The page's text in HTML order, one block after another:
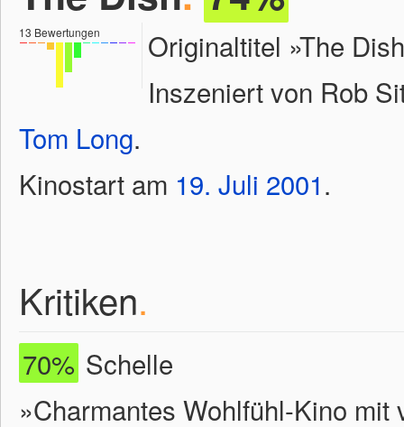
13 Bewertungen
Originaltitel »The
Inszeniert von Rob
Tom Long.
Kinostart am 19. Juli 2001.
Kritiken.
70% Schelle
»Charmantes Wohlfühl-Kino